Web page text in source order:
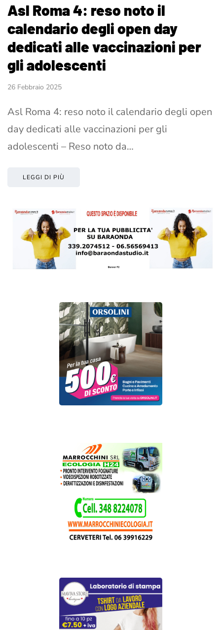
Asl Roma 4: reso noto il
calendario degli open day
dedicati alle vaccinazioni per
gli adolescenti
26 Febbraio 2025
Asl Roma 4: reso noto il calendario degli open
day dedicati alle vaccinazioni per gli
adolescenti – Reso noto da…
LEGGI DI PIÙ